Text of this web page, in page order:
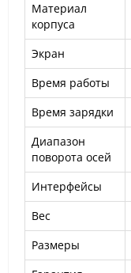
Материал
корпуса
Экран
Время работы
Время зарядки
Диапазон
поворота осей
Интерфейсы
Вес
Размеры